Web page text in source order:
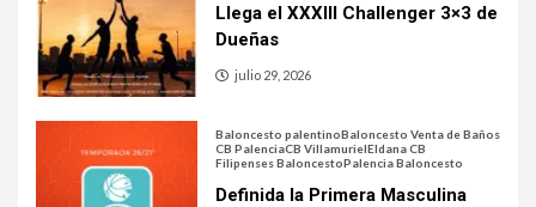
Llega el XXXIII Challenger 3×3 de
Dueñas
julio 29, 2026
Baloncesto palentinoBaloncesto Venta de Baños
CB PalenciaCB VillamurielEldana CB
Filipenses BaloncestoPalencia Baloncesto
Definida la Primera Masculina